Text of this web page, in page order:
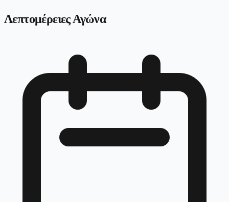
Λεπτομέρειες Αγώνα